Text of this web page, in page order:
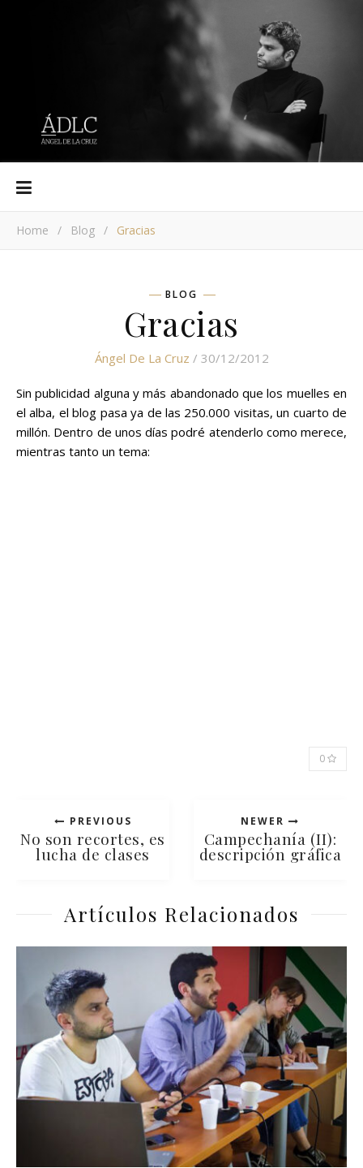
Home / Blog / Gracias
BLOG
Gracias
Ángel De La Cruz / 30/12/2012
Sin publicidad alguna y más abandonado que los muelles en
el alba, el blog pasa ya de las 250.000 visitas, un cuarto de
millón. Dentro de unos días podré atenderlo como merece,
mientras tanto un tema:
0
PREVIOUS
No son recortes, es
lucha de clases
NEWER
Campechanía (II):
descripción gráfica
Artículos Relacionados